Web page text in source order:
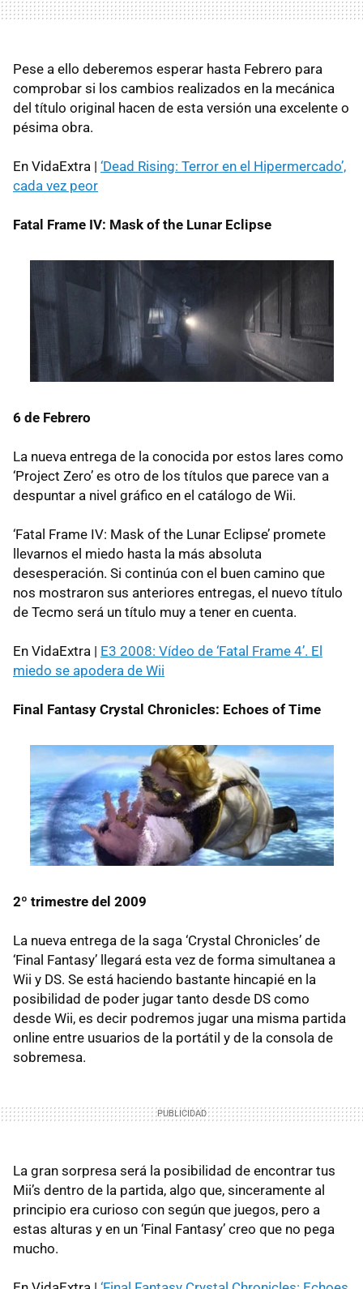
Pese a ello deberemos esperar hasta Febrero para
comprobar si los cambios realizados en la mecánica
del título original hacen de esta versión una excelente o
pésima obra.
En VidaExtra | ‘Dead Rising: Terror en el Hipermercado’,
cada vez peor
Fatal Frame IV: Mask of the Lunar Eclipse
6 de Febrero
La nueva entrega de la conocida por estos lares como
‘Project Zero’ es otro de los títulos que parece van a
despuntar a nivel gráfico en el catálogo de Wii.
‘Fatal Frame IV: Mask of the Lunar Eclipse’ promete
llevarnos el miedo hasta la más absoluta
desesperación. Si continúa con el buen camino que
nos mostraron sus anteriores entregas, el nuevo título
de Tecmo será un título muy a tener en cuenta.
En VidaExtra | E3 2008: Vídeo de ‘Fatal Frame 4’. El
miedo se apodera de Wii
Final Fantasy Crystal Chronicles: Echoes of Time
2º trimestre del 2009
La nueva entrega de la saga ‘Crystal Chronicles’ de
‘Final Fantasy’ llegará esta vez de forma simultanea a
Wii y DS. Se está haciendo bastante hincapié en la
posibilidad de poder jugar tanto desde DS como
desde Wii, es decir podremos jugar una misma partida
online entre usuarios de la portátil y de la consola de
sobremesa.
La gran sorpresa será la posibilidad de encontrar tus
Mii’s dentro de la partida, algo que, sinceramente al
principio era curioso con según que juegos, pero a
estas alturas y en un ‘Final Fantasy’ creo que no pega
mucho.